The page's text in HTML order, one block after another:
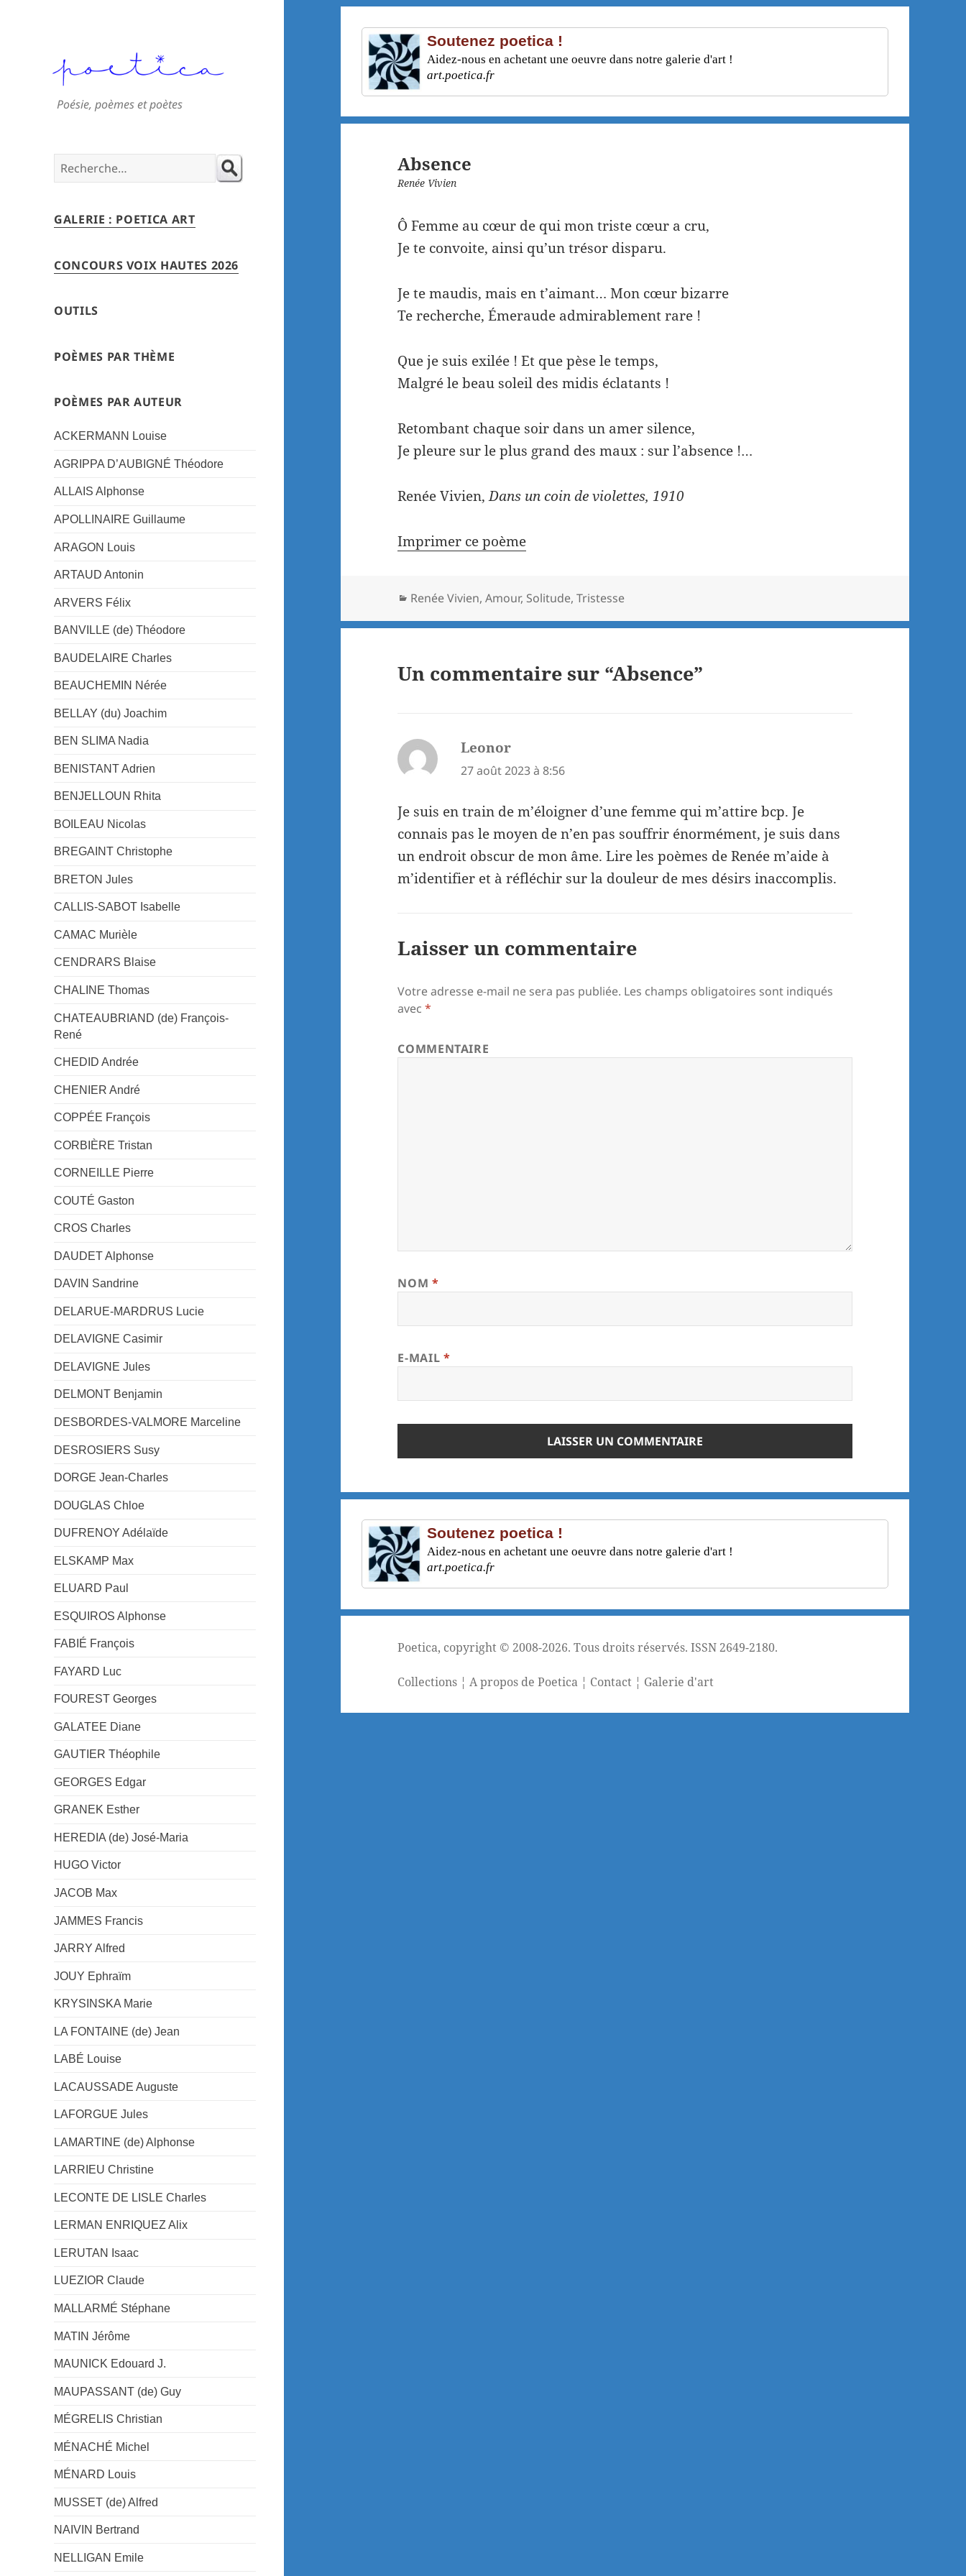
Poésie, poèmes et poètes
Search
for:
GALERIE : POETICA ART
CONCOURS VOIX HAUTES 2026
OUTILS
POÈMES PAR THÈME
POÈMES PAR AUTEUR
ACKERMANN Louise
AGRIPPA D’AUBIGNÉ Théodore
ALLAIS Alphonse
APOLLINAIRE Guillaume
ARAGON Louis
ARTAUD Antonin
ARVERS Félix
BANVILLE (de) Théodore
BAUDELAIRE Charles
BEAUCHEMIN Nérée
BELLAY (du) Joachim
BEN SLIMA Nadia
BENISTANT Adrien
BENJELLOUN Rhita
BOILEAU Nicolas
BREGAINT Christophe
BRETON Jules
CALLIS-SABOT Isabelle
CAMAC Murièle
CENDRARS Blaise
CHALINE Thomas
CHATEAUBRIAND (de) François-
René
CHEDID Andrée
CHENIER André
COPPÉE François
CORBIÈRE Tristan
CORNEILLE Pierre
COUTÉ Gaston
CROS Charles
DAUDET Alphonse
DAVIN Sandrine
DELARUE-MARDRUS Lucie
DELAVIGNE Casimir
DELAVIGNE Jules
DELMONT Benjamin
DESBORDES-VALMORE Marceline
DESROSIERS Susy
DORGE Jean-Charles
DOUGLAS Chloe
DUFRENOY Adélaïde
ELSKAMP Max
ELUARD Paul
ESQUIROS Alphonse
FABIÉ François
FAYARD Luc
FOUREST Georges
GALATEE Diane
GAUTIER Théophile
GEORGES Edgar
GRANEK Esther
HEREDIA (de) José-Maria
HUGO Victor
JACOB Max
JAMMES Francis
JARRY Alfred
JOUY Ephraïm
KRYSINSKA Marie
LA FONTAINE (de) Jean
LABÉ Louise
LACAUSSADE Auguste
LAFORGUE Jules
LAMARTINE (de) Alphonse
LARRIEU Christine
LECONTE DE LISLE Charles
LERMAN ENRIQUEZ Alix
LERUTAN Isaac
LUEZIOR Claude
MALLARMÉ Stéphane
MATIN Jérôme
MAUNICK Edouard J.
MAUPASSANT (de) Guy
MÉGRELIS Christian
MÉNACHÉ Michel
MÉNARD Louis
MUSSET (de) Alfred
NAIVIN Bertrand
NELLIGAN Emile
Soutenez poetica !
Aidez-nous en achetant une oeuvre dans notre galerie d'art !
art.poetica.fr
Absence
Renée Vivien
Ô Femme au cœur de qui mon triste cœur a cru,
Je te convoite, ainsi qu’un trésor disparu.
Je te maudis, mais en t’aimant… Mon cœur bizarre
Te recherche, Émeraude admirablement rare !
Que je suis exilée ! Et que pèse le temps,
Malgré le beau soleil des midis éclatants !
Retombant chaque soir dans un amer silence,
Je pleure sur le plus grand des maux : sur l’absence !…
Renée Vivien,Dans un coin de violettes, 1910
Imprimer ce poème
Catégories
Renée Vivien,Amour, Solitude,Tristesse
Un commentaire sur “Absence”
Leonor
27 août 2023 à 8:56
Je suis en train de m’éloigner d’une femme qui m’attire bcp. Je
connais pas le moyen de n’en pas souffrir énormément, je suis dans
un endroit obscur de mon âme. Lire les poèmes de Renée m’aide à
m’identifier et à réfléchir sur la douleur de mes désirs inaccomplis.
Laisser un commentaire
Votre adresse e-mail ne sera pas publiée. Les champs obligatoires sont indiqués
avec*
COMMENTAIRE
NOM *
E-MAIL *
Soutenez poetica !
Aidez-nous en achetant une oeuvre dans notre galerie d'art !
art.poetica.fr
Poetica, copyright © 2008-2026. Tous droits réservés. ISSN 2649-2180.
Collections ¦A propos de Poetica ¦ Contact ¦ Galerie d'art